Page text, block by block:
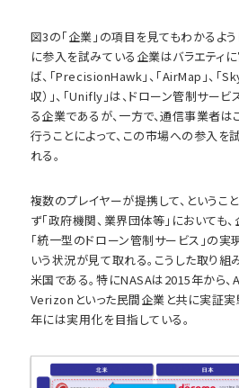
図3の「企業」の項目を見てもわかるよ
に参入を試みている企業はバラエティに
ば、「PrecisionHawk」、「AirMap」、
収）」、「Unifly」は、ドローン管制サー
る企業であるが、一方で、通信事業者
行うことによって、この市場への参入を
れる。
複数のプレイヤーが提携して、というこ
ず「政府機関、業界団体等」においても
「統一型のドローン管制サービス」の
いう状況が見て取れる。こうした取り
米国である。特にNASAは2015年から、
Verizonといった民間企業と共に実証実
年には実用化を目指している。